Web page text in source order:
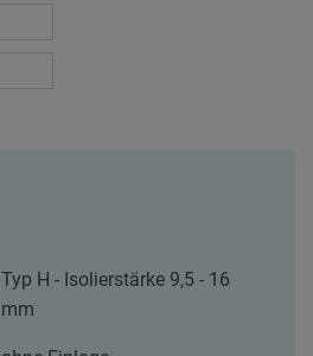
Typ H - Isolierstärke 9,5 - 16
mm